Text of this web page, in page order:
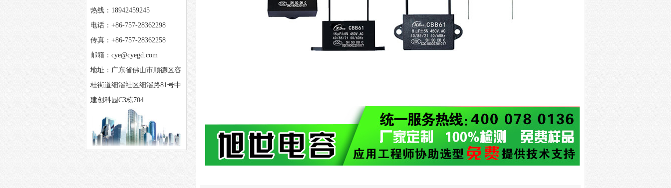
热线：18942459245
电话：+86-757-28362298
传真：+86-757-28362258
邮箱：cye@cyegd.com
地址：广东省佛山市顺德区容
桂街道细滘社区细滘路81号中
建创科园C3栋704